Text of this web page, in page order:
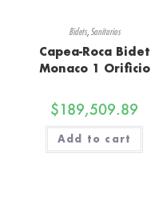
Bidets, Sanitarios
Capea-Roca Bidet
Monaco 1 Orificio
$189,509.89
Add to cart